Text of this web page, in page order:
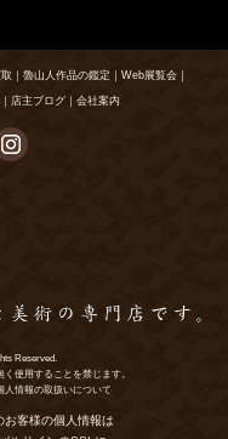
｜ 魯山人作品の鑑定 ｜ Web展覧会 ｜
｜ 店主ブログ ｜ 会社案内
Reserved.
使用することを禁じます。
人情報の取扱いについて
お客様の個人情報は